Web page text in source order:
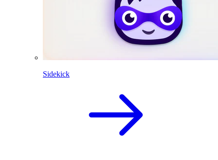
Sidekick